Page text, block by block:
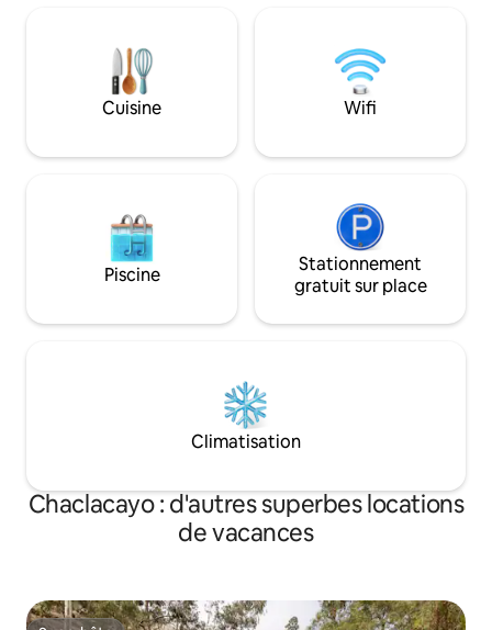
acceptés dans l'application AIRBNB.
Maximum de 8 personnes, les invités ne
sont PAS autorisés pour la journée.
Venez avec vos amis ou en famille !!
un accès rapide à
banques et aux
Tambo et Mass.
Cuisine Wifi
Piscine
Stationnement
gratuit sur place
Climatisation
Chaclacayo : d'autres superbes locations
de vacances